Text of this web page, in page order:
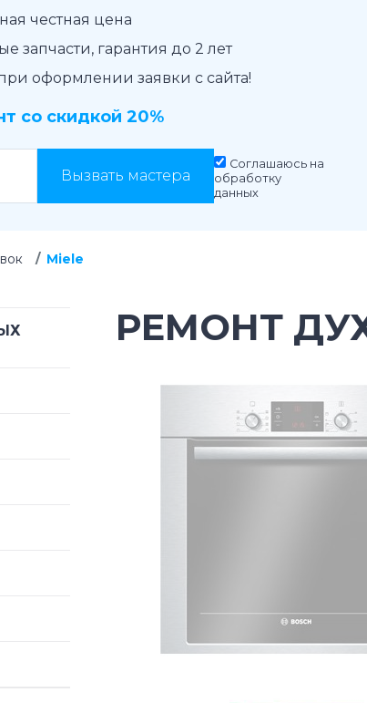
честная цена
запчасти, гарантия до 2 лет
оформлении заявки с сайта!
со скидкой 20%
Вызвать мастера
Соглашаюсь на
обработку
данных
Miele
РЕМОНТ